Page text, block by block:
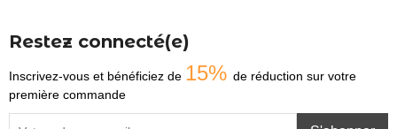
Restez connecté(e)
Inscrivez-vous et bénéficiez de 15% de réduction sur votre
première commande